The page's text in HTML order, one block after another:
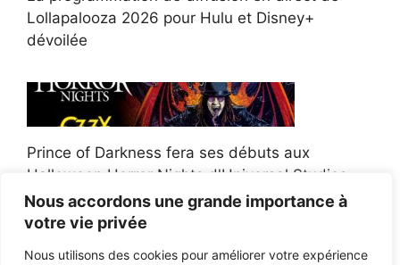
Nous accordons une grande importance à
votre vie privée
Nous utilisons des cookies pour améliorer votre expérience
Lollapalooza 2026 pour Hulu et Disney+
dévoilée
Prince of Darkness fera ses débuts aux
Halloween Horror Nights d'Universal Studios